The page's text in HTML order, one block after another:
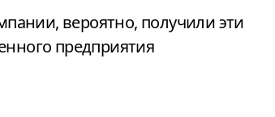
вероятно, получили эти
предприятия